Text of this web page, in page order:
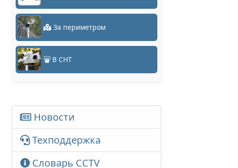
За периметром
В СНТ
Новости
Техподдержка
Словарь CCTV